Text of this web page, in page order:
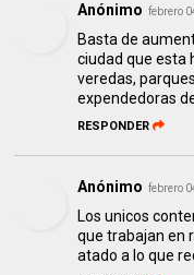
Anónimo febrero
Basta de
ciudad que esta
veredas,
expendedoras
RESPONDER
Anónimo febrero
Los unicos
que trabajan en
atado a lo que